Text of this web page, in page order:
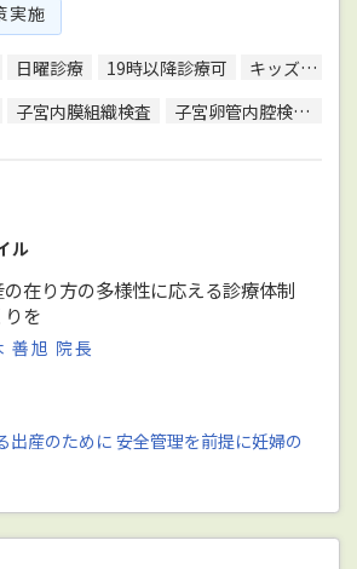
実施
日曜診療 19時以降診療可
キッズスペースあり
子宮内膜組織検査 子宮卵管内腔検査（レントゲン造影法）
ル
の在り方の多様性に応える診療体制
を
善旭 院長
出産のために 安全管理を前提に妊婦の